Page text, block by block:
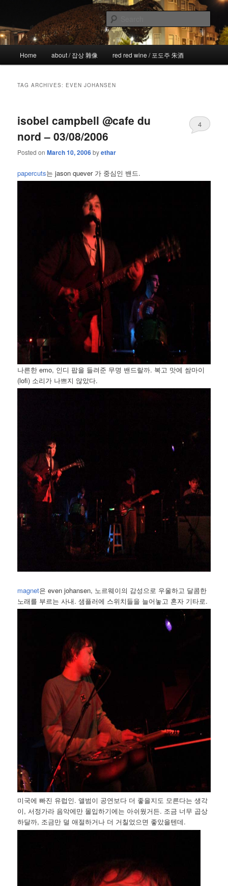
primary
content
secondary
content!wicked
the more I see the less I know
Home about / 잡상 雜像 red red wine / 포도주 朱酒
TAG ARCHIVES: EVEN JOHANSEN
isobel campbell @cafe du
nord – 03/08/2006
Posted onMarch 10, 2006byethar
4
papercuts는 jason quever 가 중심인 밴드.
나른한 emo, 인디 팝을 들려준 무명 밴드랄까. 복고 맛에 쌈마이
(lofi) 소리가 나쁘지 않았다.
magnet은 even johansen, 노르웨이의 감성으로 우울하고 달콤한
노래를 부르는 사내. 샘플러에 스위치들을 늘어놓고 혼자 기타로.
미국에 빠진 유럽인. 앨범이 공연보다 더 좋을지도 모른다는 생각
이, 서정가라 음악에만 몰입하기에는 아쉬웠거든. 조금 너무 곱상
하달까, 조금만 덜 애절하거나 더 거칠었으면 좋았을텐데.